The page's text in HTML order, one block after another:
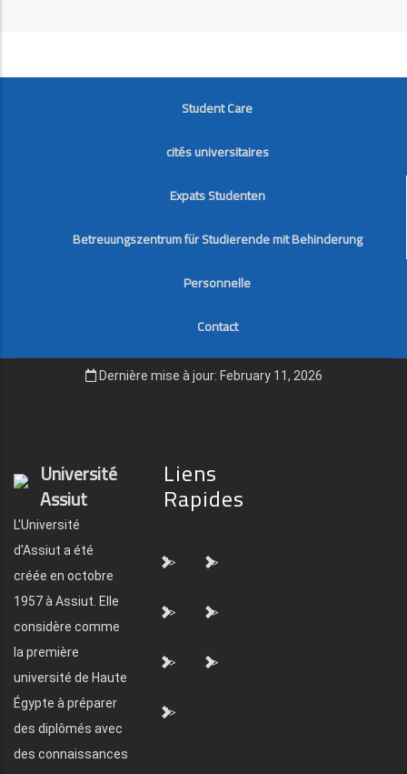
FOOTER
Student Care
cités universitaires
Expats Studenten
Betreuungszentrum für Studierende mit Behinderung
Personnelle
Contact
Dernière mise à jour: February 11, 2026
Université
Assiut
L'Université
d'Assiut a été
créée en octobre
1957 à Assiut. Elle
considère comme
la première
université de Haute
Égypte à préparer
des diplômés avec
des connaissances
Liens
Rapides
"> ">
"> ">
"> ">
">